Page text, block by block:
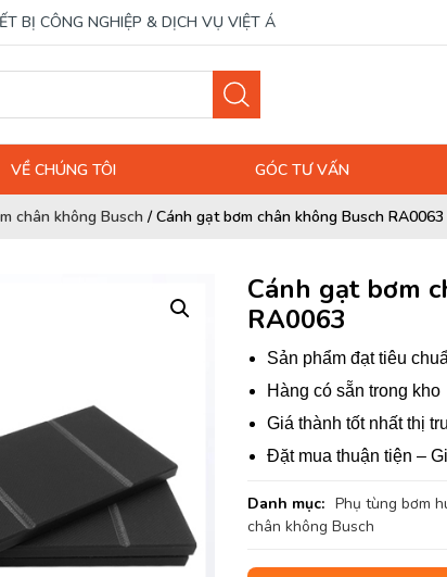
BỊ CÔNG NGHIỆP & DỊCH VỤ VIỆT Á
VỀ CHÚNG TÔI GÓC TƯ VẤN
chân không Busch /Cánh gạt bơm chân không Busch RA0063
Cánh gạt bơm
RA0063
Sản phẩm đạt tiêu
Hàng có sẵn trong kho
Giá thành tốt nhất thị
Đặt mua thuận tiện –
Danh mục: Phụ tùng bơm
chân không Busch